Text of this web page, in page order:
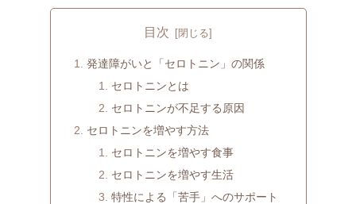
目次
発達障がいと「セロトニン」の関係
セロトニンとは
セロトニンが不足する原因
セロトニンを増やす方法
セロトニンを増やす食事
セロトニンを増やす生活
特性による「苦手」へのサポート